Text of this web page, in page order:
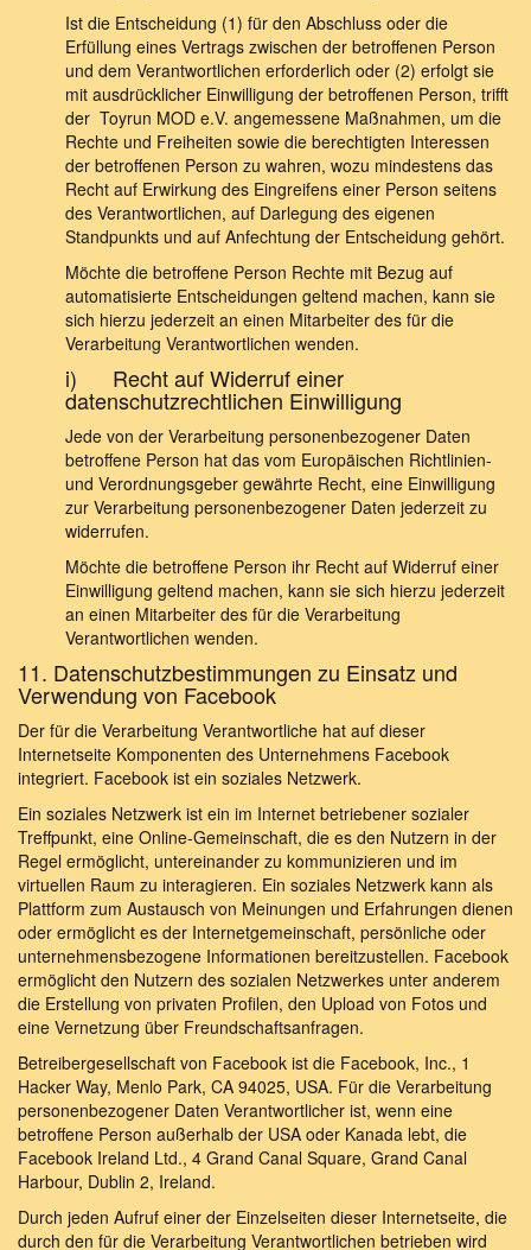
Ist die Entscheidung (1) für den Abschluss oder die
Erfüllung eines Vertrags zwischen der betroffenen Person
und dem Verantwortlichen erforderlich oder (2) erfolgt sie
mit ausdrücklicher Einwilligung der betroffenen Person, trifft
der Toyrun MOD e.V. angemessene Maßnahmen, um die
Rechte und Freiheiten sowie die berechtigten Interessen
der betroffenen Person zu wahren, wozu mindestens das
Recht auf Erwirkung des Eingreifens einer Person seitens
des Verantwortlichen, auf Darlegung des eigenen
Standpunkts und auf Anfechtung der Entscheidung gehört.
Möchte die betroffene Person Rechte mit Bezug auf
automatisierte Entscheidungen geltend machen, kann sie
sich hierzu jederzeit an einen Mitarbeiter des für die
Verarbeitung Verantwortlichen wenden.
i) Recht auf Widerruf einer
datenschutzrechtlichen Einwilligung
Jede von der Verarbeitung personenbezogener Daten
betroffene Person hat das vom Europäischen Richtlinien-
und Verordnungsgeber gewährte Recht, eine Einwilligung
zur Verarbeitung personenbezogener Daten jederzeit zu
widerrufen.
Möchte die betroffene Person ihr Recht auf Widerruf einer
Einwilligung geltend machen, kann sie sich hierzu jederzeit
an einen Mitarbeiter des für die Verarbeitung
Verantwortlichen wenden.
11. Datenschutzbestimmungen zu Einsatz und
Verwendung von Facebook
Der für die Verarbeitung Verantwortliche hat auf dieser
Internetseite Komponenten des Unternehmens Facebook
integriert. Facebook ist ein soziales Netzwerk.
Ein soziales Netzwerk ist ein im Internet betriebener sozialer
Treffpunkt, eine Online-Gemeinschaft, die es den Nutzern in der
Regel ermöglicht, untereinander zu kommunizieren und im
virtuellen Raum zu interagieren. Ein soziales Netzwerk kann als
Plattform zum Austausch von Meinungen und Erfahrungen dienen
oder ermöglicht es der Internetgemeinschaft, persönliche oder
unternehmensbezogene Informationen bereitzustellen. Facebook
ermöglicht den Nutzern des sozialen Netzwerkes unter anderem
die Erstellung von privaten Profilen, den Upload von Fotos und
eine Vernetzung über Freundschaftsanfragen.
Betreibergesellschaft von Facebook ist die Facebook, Inc., 1
Hacker Way, Menlo Park, CA 94025, USA. Für die Verarbeitung
personenbezogener Daten Verantwortlicher ist, wenn eine
betroffene Person außerhalb der USA oder Kanada lebt, die
Facebook Ireland Ltd., 4 Grand Canal Square, Grand Canal
Harbour, Dublin 2, Ireland.
Durch jeden Aufruf einer der Einzelseiten dieser Internetseite, die
durch den für die Verarbeitung Verantwortlichen betrieben wird